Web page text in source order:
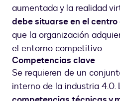
aumentada y la realidad
debe situarse en el
que la organización
el entorno competitivo.
Competencias clave
Se requieren de un
interno de la industria 4.0.